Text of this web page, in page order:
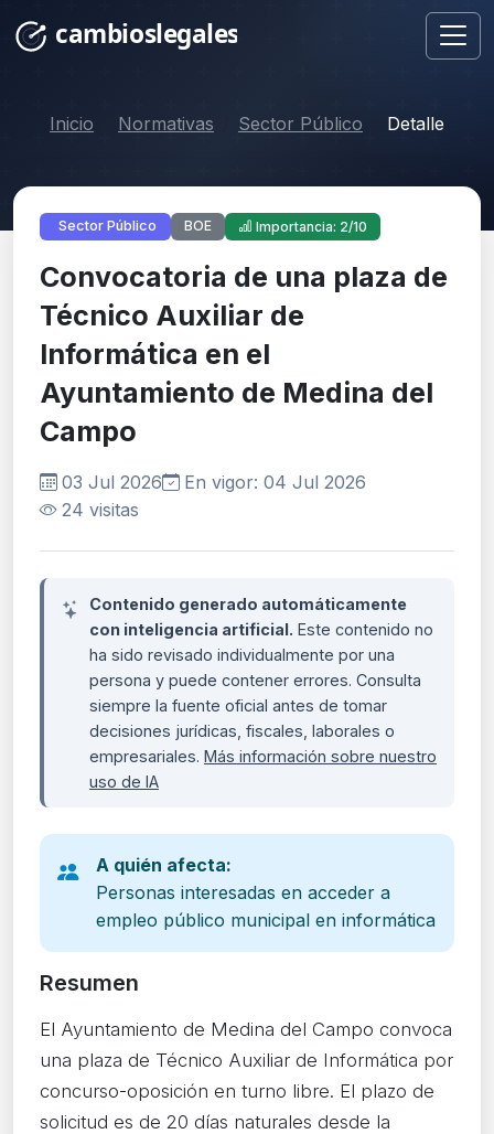
Inicio Normativas Sector Público Detalle
Sector Público BOE Importancia: 2/10
Convocatoria de una plaza de
Técnico Auxiliar de
Informática en el
Ayuntamiento de Medina del
Campo
03 Jul 2026
En vigor: 04 Jul 2026
24 visitas
Contenido generado automáticamente
con inteligencia artificial. Este contenido no
ha sido revisado individualmente por una
persona y puede contener errores. Consulta
siempre la fuente oficial antes de tomar
decisiones jurídicas, fiscales, laborales o
empresariales. Más información sobre nuestro
uso de IA
A quién afecta:
Personas interesadas en acceder a
empleo público municipal en informática
Resumen
El Ayuntamiento de Medina del Campo convoca
una plaza de Técnico Auxiliar de Informática por
concurso-oposición en turno libre. El plazo de
solicitud es de 20 días naturales desde la